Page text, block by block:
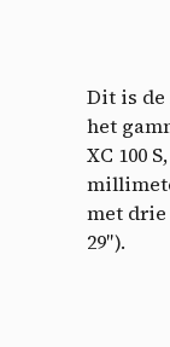
Dit is
het
XC 100
met drie
29″).